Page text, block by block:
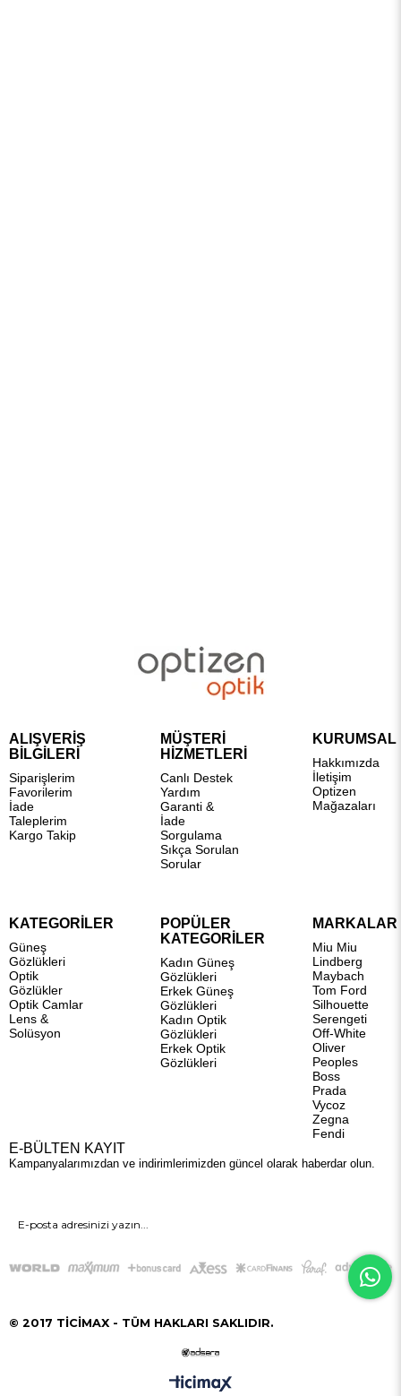
ALIŞVERİŞ
BİLGİLERİ
Siparişlerim
Favorilerim
İade
Taleplerim
Kargo Takip
MÜŞTERİ
HİZMETLERİ
Canlı Destek
Yardım
Garanti &
İade
Sorgulama
Sıkça Sorulan
Sorular
KURUMSAL
Hakkımızda
İletişim
Optizen
Mağazaları
KATEGORİLER
Güneş
Gözlükleri
Optik
Gözlükler
Optik Camlar
Lens &
Solüsyon
POPÜLER
KATEGORİLER
Kadın Güneş
Gözlükleri
Erkek Güneş
Gözlükleri
Kadın Optik
Gözlükleri
Erkek Optik
Gözlükleri
MARKALAR
Miu Miu
Lindberg
Maybach
Tom Ford
Silhouette
Serengeti
Off-White
Oliver
Peoples
Boss
Prada
Vycoz
Zegna
Fendi
E-BÜLTEN KAYIT
Kampanyalarımızdan ve indirimlerimizden güncel olarak haberdar olun.
GÖNDER
© 2017 TİCİMAX - TÜM HAKLARI SAKLIDIR.